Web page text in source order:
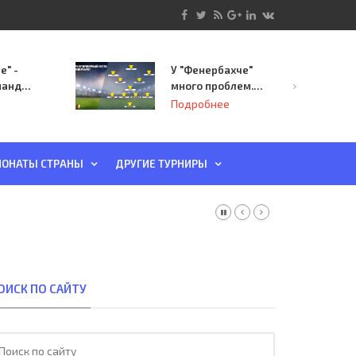
-
У "Фенербахче"
много проблем.
Но он опасен для
Подробнее
СТРАНЫ ДРУГИЕ ТУРНИРЫ
ПО САЙТУ